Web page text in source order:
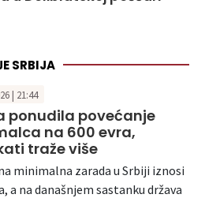
SRBIJA
| 21:44
ponudila povećanje
na 600 evra,
traže više
minimalna zarada u Srbiji iznosi
a na današnjem sastanku država